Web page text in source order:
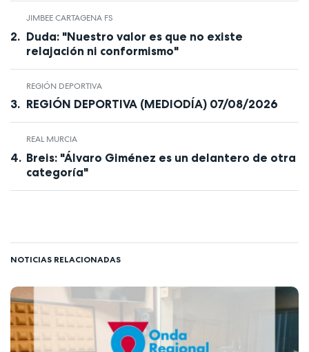
JIMBEE CARTAGENA FS
Duda: "Nuestro valor es que no existe
relajación ni conformismo"
REGIÓN DEPORTIVA
REGIÓN DEPORTIVA (MEDIODÍA) 07/08/2026
REAL MURCIA
Breis: "Álvaro Giménez es un delantero de otra
categoría"
NOTICIAS RELACIONADAS